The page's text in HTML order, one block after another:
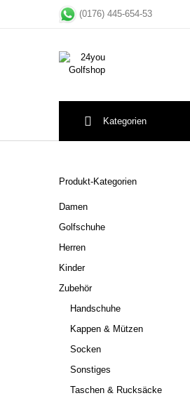
(0176) 445-654-53
Kategorien
Produkt-Kategorien
Damen
Golfschuhe
Herren
Kinder
Zubehör
Handschuhe
Kappen & Mützen
Socken
Sonstiges
Taschen & Rucksäcke